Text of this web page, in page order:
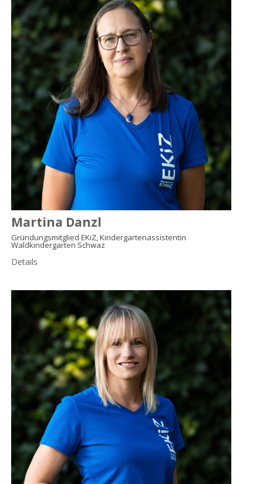
Martina Danzl
Gründungsmitglied EKiZ, Kindergartenassistentin
Waldkindergarten Schwaz
Details